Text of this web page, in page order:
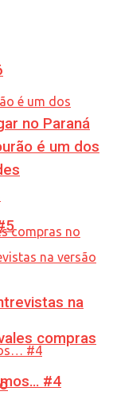
no Paraná
compras
é um dos
na
#4